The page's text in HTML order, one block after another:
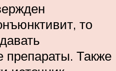
то
препараты. Также